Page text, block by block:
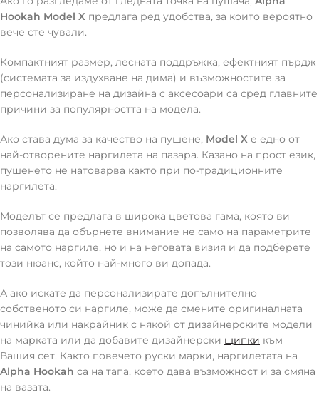
Hookah Model X предлага ред удобства, за които вероятно
вече сте чували.
Компактният размер, лесната поддръжка, ефектният пърдж
(системата за издухване на дима) и възможностите за
персонализиране на дизайна с аксесоари са сред главните
причини за популярността на модела.
Ако става дума за качество на пушене, Model X е едно от
най-отворените наргилета на пазара. Казано на прост език,
пушенето не натоварва както при по-традиционните
наргилета.
Моделът се предлага в широка цветова гама, която ви
позволява да обърнете внимание не само на параметрите
на самото наргиле, но и на неговата визия и да подберете
този нюанс, който най-много ви допада.
А ако искате да персонализирате допълнително
собственото си наргиле, може да смените оригиналната
чинийка или накрайник с някой от дизайнерските модели
на марката или да добавите дизайнерски щипки към
Вашия сет. Както повечето руски марки, наргилетата на
Alpha Hookah са на тапа, което дава възможност и за смяна
на вазата.